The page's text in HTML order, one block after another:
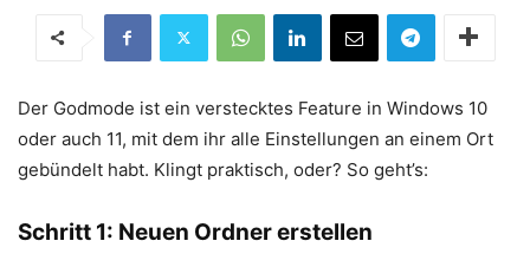
Der Godmode ist ein verstecktes Feature in Windows 10
oder auch 11, mit dem ihr alle Einstellungen an einem Ort
gebündelt habt. Klingt praktisch, oder? So geht’s:
Schritt 1: Neuen Ordner erstellen